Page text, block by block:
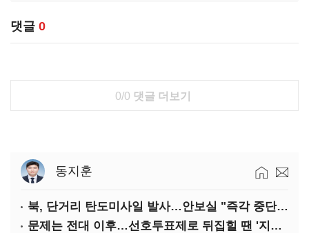
댓글 0
0/0 댓글 더보기
동지훈
북, 단거리 탄도미사일 발사…안보실 "즉각 중단 촉구"
문제는 전대 이후…선호투표제로 뒤집힐 땐 '지지층 불복'